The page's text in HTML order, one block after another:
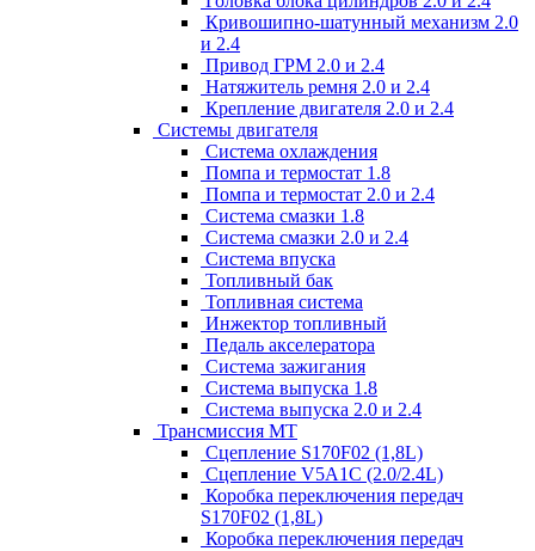
Кривошипно-шатунный механизм 2.0
и 2.4
Привод ГРМ 2.0 и 2.4
Натяжитель ремня 2.0 и 2.4
Крепление двигателя 2.0 и 2.4
Системы двигателя
Система охлаждения
Помпа и термостат 1.8
Помпа и термостат 2.0 и 2.4
Система смазки 1.8
Система смазки 2.0 и 2.4
Система впуска
Топливный бак
Топливная система
Инжектор топливный
Педаль акселератора
Система зажигания
Система выпуска 1.8
Система выпуска 2.0 и 2.4
Трансмиссия МТ
Сцепление S170F02 (1,8L)
Сцепление V5A1C (2.0/2.4L)
Коробка переключения передач
S170F02 (1,8L)
Коробка переключения передач